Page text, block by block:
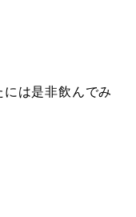
は是非飲んでみ